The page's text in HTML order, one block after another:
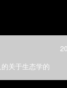
关于生态学的